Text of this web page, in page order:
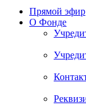
Прямой эфир
О Фонде